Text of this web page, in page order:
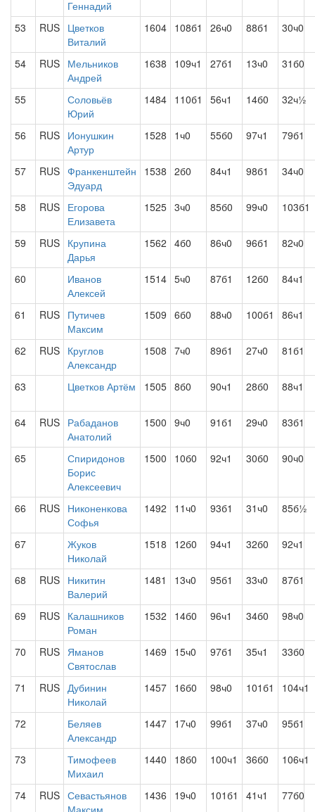
Геннадий
53
RUS Цветков
Виталий
1604 108б1 26ч0 88б1 30ч0
54 RUS Мельников
Андрей
1638 109ч1 27б1 13ч0 31б0
55
Соловьёв
Юрий
1484 110б1 56ч1 14б0 32ч½
56 RUS Ионушкин
Артур
1528 1ч0 55б0 97ч1 79б1
57 RUS Франкенштейн
Эдуард
1538 2б0 84ч1 98б1 34ч0
58 RUS Егорова
Елизавета
1525 3ч0 85б0 99ч0 103б1
59 RUS Крупина
Дарья
1562 4б0 86ч0 96б1 82ч0
60
Иванов
Алексей
1514 5ч0 87б1 12б0 84ч1
61 RUS Путичев
Максим
1509 6б0 88ч0 100б1 86ч1
62 RUS Круглов
Александр
1508 7ч0 89б1 27ч0 81б1
63 Цветков Артём 1505 8б0 90ч1 28б0 88ч1
64 RUS Рабаданов
Анатолий
1500 9ч0 91б1 29ч0 83б1
65
Спиридонов
Борис
Алексеевич
1500 10б0 92ч1 30б0 90ч0
66 RUS Никоненкова
Софья
1492 11ч0 93б1 31ч0 85б½
67
Жуков
Николай
1518 12б0 94ч1 32б0 92ч1
68 RUS Никитин
Валерий
1481 13ч0 95б1 33ч0 87б1
69 RUS Калашников
Роман
1532 14б0 96ч1 34б0 98ч0
70 RUS Яманов
Святослав
1469 15ч0 97б1 35ч1 33б0
71 RUS Дубинин
Николай
1457 16б0 98ч0 101б1 104ч1
72
Беляев
Александр
1447 17ч0 99б1 37ч0 95б1
73
Тимофеев
Михаил
1440 18б0 100ч1 36б0 106ч1
74 RUS Севастьянов
Максим
1436 19ч0 101б1 41ч1 77б0